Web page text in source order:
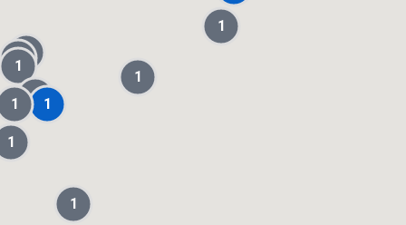
1
1
1
1
1
1
1
1
1
1